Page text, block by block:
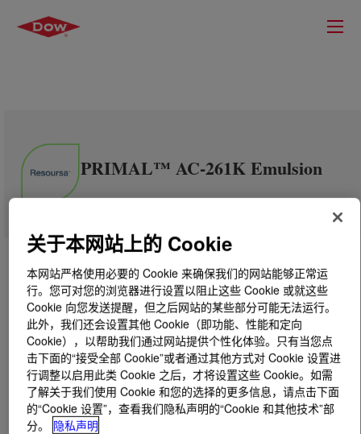
PRIMAL™ AC-261K Emulsion
什么是PRIMAL™ AC-261K Emulsion?
关于本网站上的 Cookie
本网站严格使用必要的 Cookie 来确保我们的网站能够正常运
行。您可对您的浏览器进行设置以阻止这些 Cookie 或就这些
Cookie 向您发送提醒，但之后网站的某些部分可能无法运行。
此外，我们还会设置其他 Cookie（即功能、性能和定向
Cookie），以帮助我们通过网站提供个性化体验。只有当您点
击下面的“接受全部 Cookie”或者通过其他方式对 Cookie 设置进
行调整以启用此类 Cookie 之后，才将设置这些 Cookie。如需
了解关于我们使用 Cookie 和您的选择的更多信息，请点击下面
的“Cookie 设置”，查看我们隐私声明的“Cookie 和其他技术”部
分。
隐私声明